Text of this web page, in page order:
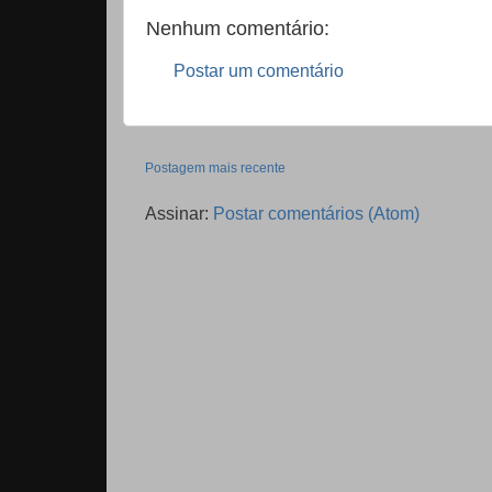
Nenhum comentário:
Postar um comentário
Postagem mais recente
Assinar: Postar comentários (Atom)